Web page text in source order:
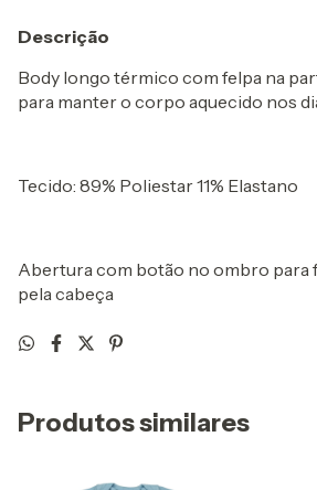
Descrição
Body longo térmico com felpa na
para manter o corpo aquecido nos
Tecido: 89% Poliestar 11% Elastano
Abertura com botão no ombro para
pela cabeça
Produtos similares